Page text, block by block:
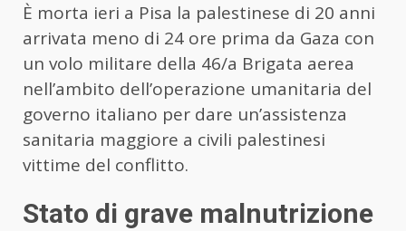
È morta ieri a Pisa la palestinese di 20 anni
arrivata meno di 24 ore prima da Gaza con
un volo militare della 46/a Brigata aerea
nell’ambito dell’operazione umanitaria del
governo italiano per dare un’assistenza
sanitaria maggiore a civili palestinesi
vittime del conflitto.
Stato di grave malnutrizione